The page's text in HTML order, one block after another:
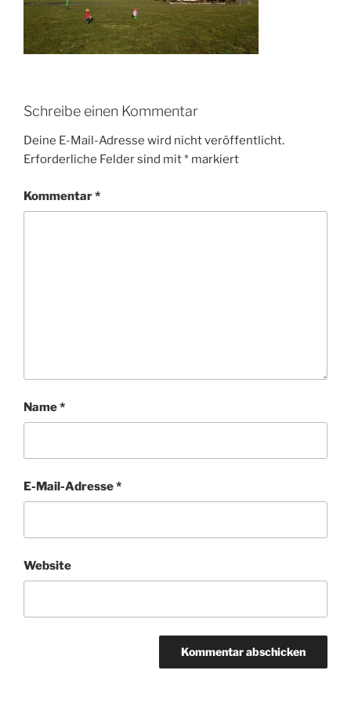
Schreibe einen Kommentar
Deine E-Mail-Adresse wird nicht veröffentlicht.
Erforderliche Felder sind mit* markiert
Kommentar*
Name*
E-Mail-Adresse*
Website